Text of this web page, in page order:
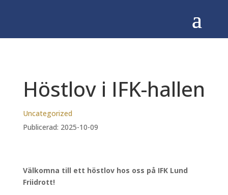
Höstlov i IFK-hallen
Uncategorized
Publicerad: 2025-10-09
Välkomna till ett höstlov hos oss på IFK Lund
Friidrott!